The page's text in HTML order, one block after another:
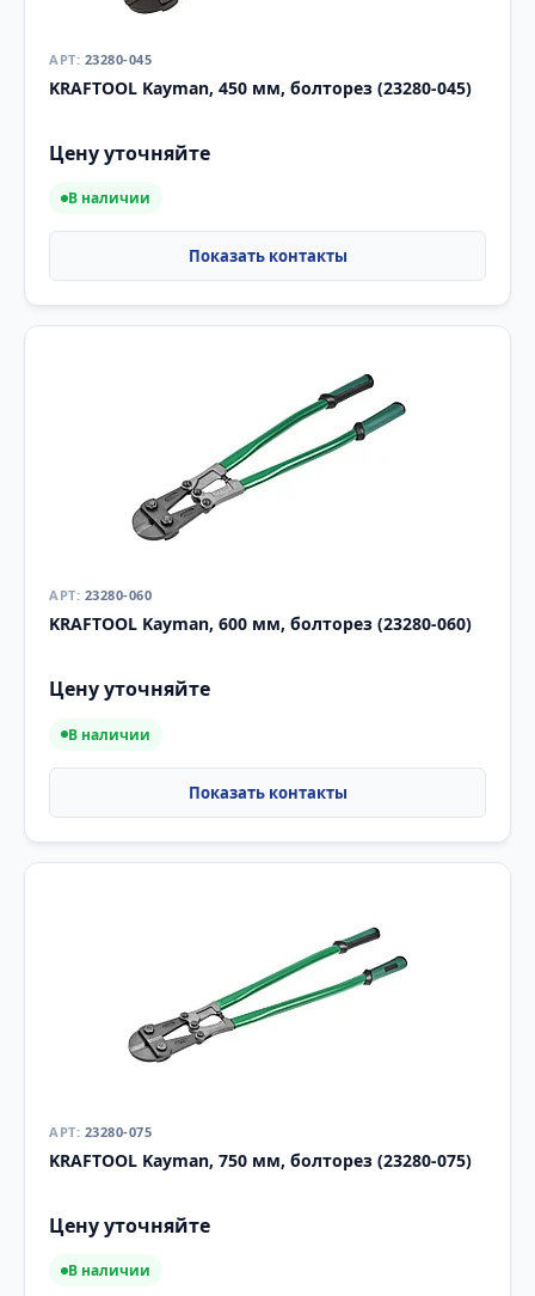
23280-045
KRAFTOOL Kayman, 450 мм, болторез (23280-045)
Цену уточняйте
В наличии
23280-060
KRAFTOOL Kayman, 600 мм, болторез (23280-060)
Цену уточняйте
В наличии
23280-075
KRAFTOOL Kayman, 750 мм, болторез (23280-075)
Цену уточняйте
В наличии